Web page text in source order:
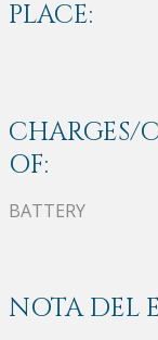
PLACE:
CHARGES/
OF:
BATTERY
NOTA DEL